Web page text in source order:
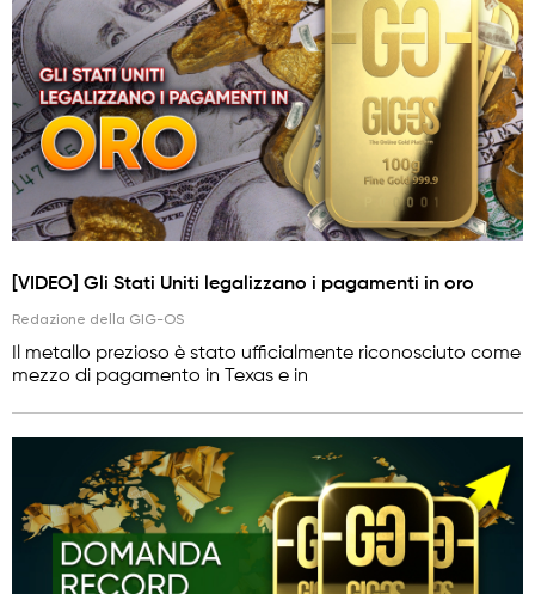
[VIDEO] Gli Stati Uniti legalizzano i pagamenti in oro
Redazione della GIG-OS
Il metallo prezioso è stato ufficialmente riconosciuto come
mezzo di pagamento in Texas e in